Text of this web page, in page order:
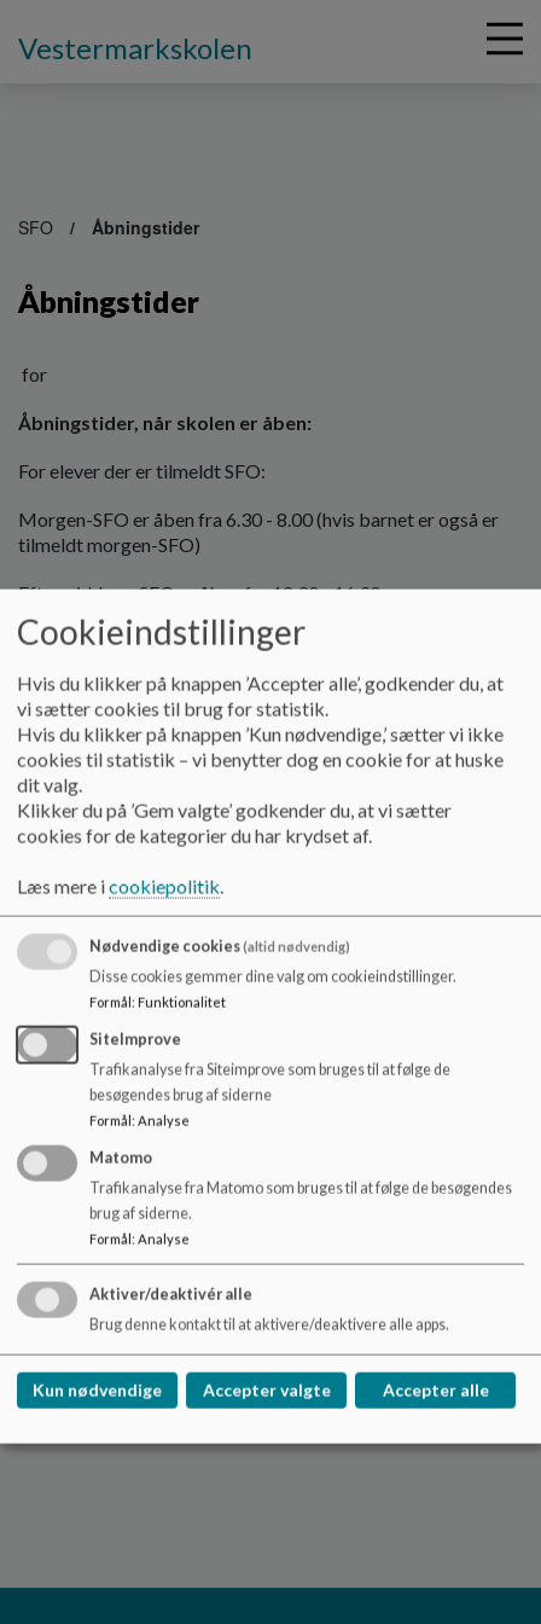
Vestermarkskolen
SFO Åbningstider
Åbningstider
for
Åbningstider, når skolen er åben:
For elever der er tilmeldt SFO:
Morgen-SFO er åben fra 6.30 - 8.00 (hvis barnet er også er
tilmeldt morgen-SFO)
Eftermiddags-SFO er åben fra 12.30 - 16.30
Åbningstider, når skolen er lukket:
I de skolelukkede uger er SFO åben fra 6.30 - 16.30, - dog
ikke i weekender og på helligdage.
åbningstid fra 8.00 - 16.30.
Vestermarkskolens SFO er ikke en del af den koordinerede
pasning, som ellers er gældende i Vesthimmerlands
Kommune. Dette har betydning for dagene mellem jul og
nytår, dagen efter Kr. himmelfartsdag samt i ugerne 29 og 30,
hvor der kun tilbydes SFO til de elever, hvor der er et
pasningsbehov. Her er det vigtigt, at alle andre
pasningsmuligheder først undersøges og tilmelding til SFO
kan kun ske gennem aftale med ledelsen på
Det er altid vigtigt ift. til tilmelding af SFO i ferierne, at
tidsfristerne og indgåede aftaler overholdes.
Cookieindstillinger
Hvis du klikker på knappen ’Accepter alle’, godkender du, at
vi sætter cookies til brug for statistik.
Hvis du klikker på knappen ’Kun nødvendige,’ sætter vi ikke
cookies til statistik – vi benytter dog en cookie for at huske
dit valg.
Klikker du på ’Gem valgte’ godkender du, at vi sætter
cookies for de kategorier du har krydset af.
Læs mere icookiepolitik.
Nødvendige cookies(altid nødvendig)
Disse cookies gemmer dine valg om cookieindstillinger.
Formål: Funktionalitet
SiteImprove
Trafikanalyse fra Siteimprove som bruges til at følge de
besøgendes brug af siderne
Formål: Analyse
Matomo
Trafikanalyse fra Matomo som bruges til at følge de besøgendes
brug af siderne.
Formål: Analyse
Aktiver/deaktivér alle
Brug denne kontakt til at aktivere/deaktivere alle apps.
Kun nødvendige Accepter valgte Accepter alle